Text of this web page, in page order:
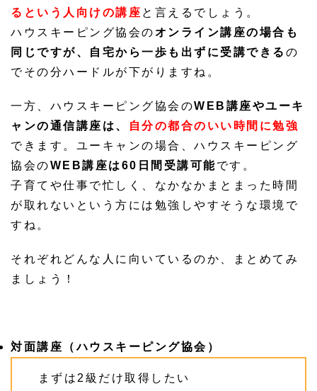
るという人向けの講座 と言えるでしょう。
ハウスキーピング協会のオンライン講座の場合も
同じですが、自宅から一歩も出ずに受講できる の
でその分ハードルが下がりますね。
一方、ハウスキーピング協会のWEB 講座やユーキ
ャンの通信講座 は、
自分の都合のいい時間に勉強
できます。ユーキャンの場合、ハウスキーピング
協会のWEB講座は60日間受講可能です。
子育てや仕事で忙しく、なかなかまとまった時間
が取れないという方には勉強しやすそうな環境で
すね。
それぞれどんな人に向いているのか、まとめてみ
ましょう！
対面講座（ハウスキーピング協会）
まずは2級だけ取得したい